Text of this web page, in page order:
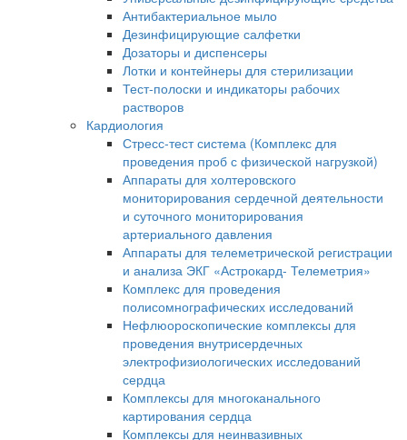
Антибактериальное мыло
Дезинфицирующие салфетки
Дозаторы и диспенсеры
Лотки и контейнеры для стерилизации
Тест-полоски и индикаторы рабочих
растворов
Кардиология
Стресс-тест система (Комплекс для
проведения проб с физической нагрузкой)
Аппараты для холтеровского
мониторирования сердечной деятельности
и суточного мониторирования
артериального давления
Аппараты для телеметрической регистрации
и анализа ЭКГ «Астрокард- Телеметрия»
Комплекс для проведения
полисомнографических исследований
Нефлюороскопические комплексы для
проведения внутрисердечных
электрофизиологических исследований
сердца
Комплексы для многоканального
картирования сердца
Комплексы для неинвазивных